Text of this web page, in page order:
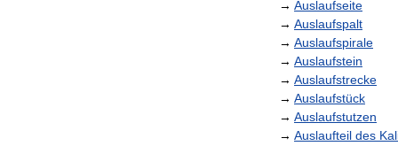
→ Auslaufseite
→ Auslaufspalt
→ Auslaufspirale
→ Auslaufstein
→ Auslaufstrecke
→ Auslaufstück
→ Auslaufstutzen
→ Auslaufteil des